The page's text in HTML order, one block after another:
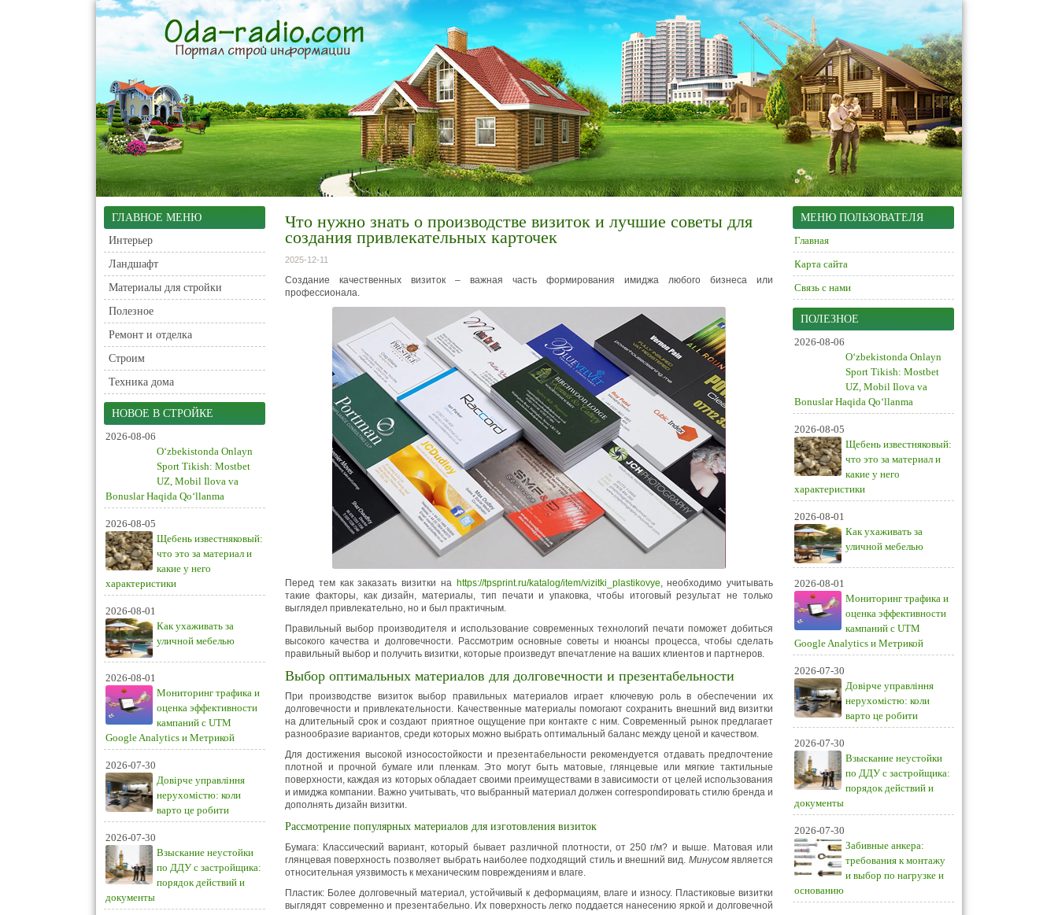
ГЛАВНОЕ МЕНЮ
Интерьер
Ландшафт
Материалы для стройки
Полезное
Ремонт и отделка
Строим
Техника дома
НОВОЕ В СТРОЙКЕ
2026-08-06
O‘zbekistonda Onlayn
Sport Tikish: Mostbet
UZ, Mobil Ilova va
Bonuslar Haqida Qo‘llanma
2026-08-05
Щебень известняковый:
что это за материал и
какие у него
характеристики
2026-08-01
Как ухаживать за
уличной мебелью
2026-08-01
Мониторинг трафика и
оценка эффективности
кампаний с UTM
Google Analytics и Метрикой
2026-07-30
Довірче управління
нерухомістю: коли
варто це робити
2026-07-30
Взыскание неустойки
по ДДУ с застройщика:
порядок действий и
документы
Что нужно знать о производстве визиток и лучшие советы для
создания привлекательных карточек
2025-12-11
Создание качественных визиток – важная часть формирования имиджа любого бизнеса или
профессионала.
Перед тем как заказать визитки на https://tpsprint.ru/katalog/item/vizitki_plastikovye, необходимо учитывать
такие факторы, как дизайн, материалы, тип печати и упаковка, чтобы итоговый результат не только
выглядел привлекательно, но и был практичным.
Правильный выбор производителя и использование современных технологий печати поможет добиться
высокого качества и долговечности. Рассмотрим основные советы и нюансы процесса, чтобы сделать
правильный выбор и получить визитки, которые произведут впечатление на ваших клиентов и партнеров.
Выбор оптимальных материалов для долговечности и презентабельности
При производстве визиток выбор правильных материалов играет ключевую роль в обеспечении их
долговечности и привлекательности. Качественные материалы помогают сохранить внешний вид визитки
на длительный срок и создают приятное ощущение при контакте с ним. Современный рынок предлагает
разнообразие вариантов, среди которых можно выбрать оптимальный баланс между ценой и качеством.
Для достижения высокой износостойкости и презентабельности рекомендуется отдавать предпочтение
плотной и прочной бумаге или пленкам. Это могут быть матовые, глянцевые или мягкие тактильные
поверхности, каждая из которых обладает своими преимуществами в зависимости от целей использования
и имиджа компании. Важно учитывать, что выбранный материал должен correspondировать стилю бренда и
дополнять дизайн визитки.
Рассмотрение популярных материалов для изготовления визиток
Бумага: Классический вариант, который бывает различной плотности, от 250 г/м? и выше. Матовая или
глянцевая поверхность позволяет выбрать наиболее подходящий стиль и внешний вид. Минусомявляется
относительная уязвимость к механическим повреждениям и влаге.
Пластик: Более долговечный материал, устойчивый к деформациям, влаге и износу. Пластиковые визитки
выглядят современно и презентабельно. Их поверхность легко поддается нанесению яркой и долговечной
МЕНЮ ПОЛЬЗОВАТЕЛЯ
Главная
Карта сайта
Связь с нами
ПОЛЕЗНОЕ
2026-08-06
O‘zbekistonda Onlayn
Sport Tikish: Mostbet
UZ, Mobil Ilova va
Bonuslar Haqida Qo‘llanma
2026-08-05
Щебень известняковый:
что это за материал и
какие у него
характеристики
2026-08-01
Как ухаживать за
уличной мебелью
2026-08-01
Мониторинг трафика и
оценка эффективности
кампаний с UTM
Google Analytics и Метрикой
2026-07-30
Довірче управління
нерухомістю: коли
варто це робити
2026-07-30
Взыскание неустойки
по ДДУ с застройщика:
порядок действий и
документы
2026-07-30
Забивные анкера:
требования к монтажу
и выбор по нагрузке и
основанию